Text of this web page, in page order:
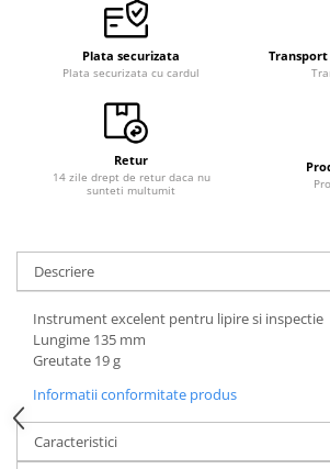
Plata securizata
Plata securizata cu cardul
Retur
14 zile drept de retur daca nu
sunteti multumit
Descriere
Instrument excelent pentru lipire si inspectie
Lungime 135 mm
Greutate 19 g
Informatii conformitate produs
Caracteristici